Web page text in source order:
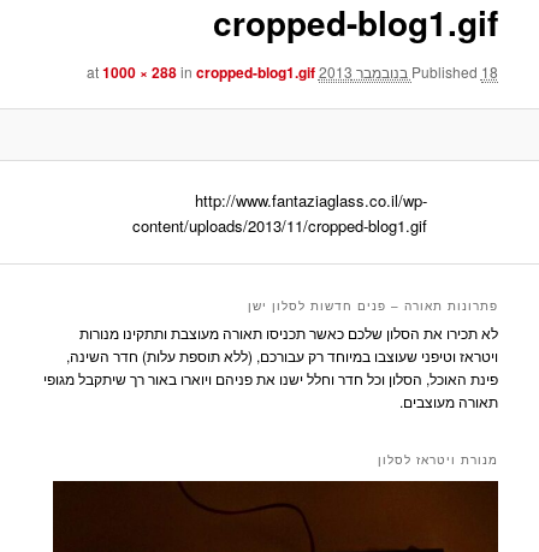
cropped-blog1.gif
Published 18 בנובמבר 2013 at
1000 × 288in cropped-blog1.gif
http://www.fantaziaglass.co.il/wp-
content/uploads/2013/11/cropped-blog1.gif
פתרונות תאורה – פנים חדשות לסלון ישן
לא תכירו את הסלון שלכם כאשר תכניסו תאורה מעוצבת ותתקינו מנורות
ויטראז וטיפני שעוצבו במיוחד רק עבורכם, (ללא תוספת עלות) חדר השינה,
פינת האוכל, הסלון וכל חדר וחלל ישנו את פניהם ויוארו באור רך שיתקבל מגופי
תאורה מעוצבים.
מנורת ויטראז לסלון